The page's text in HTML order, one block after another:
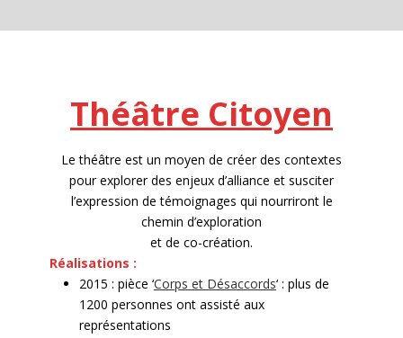
Théâtre Citoyen
Le théâtre est un moyen de créer des contextes
pour explorer des enjeux d’alliance et susciter
l’expression de témoignages qui nourriront le
chemin d’exploration
et de co-création.
Réalisations :
2015 : pièce ‘Corps et Désaccords‘ : plus de
1200 personnes ont assisté aux
représentations